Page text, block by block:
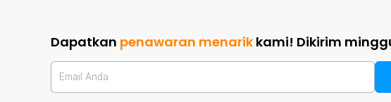
Dapatkan penawaran menarik kami! Dikirim
Email Anda